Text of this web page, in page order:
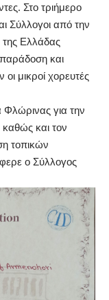
Στο τριήμερο
Σύλλογοι από την
της Ελλάδας
και
μικροί χορευτές
Φλώρινας για την
και τον
τοπικών
ο Σύλλογος